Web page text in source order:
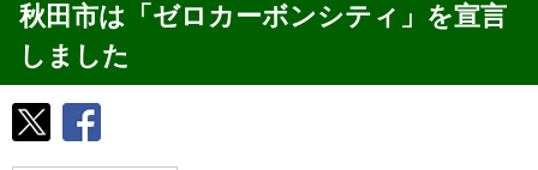
秋田市は「ゼロカーボンシティ」を宣言
しました